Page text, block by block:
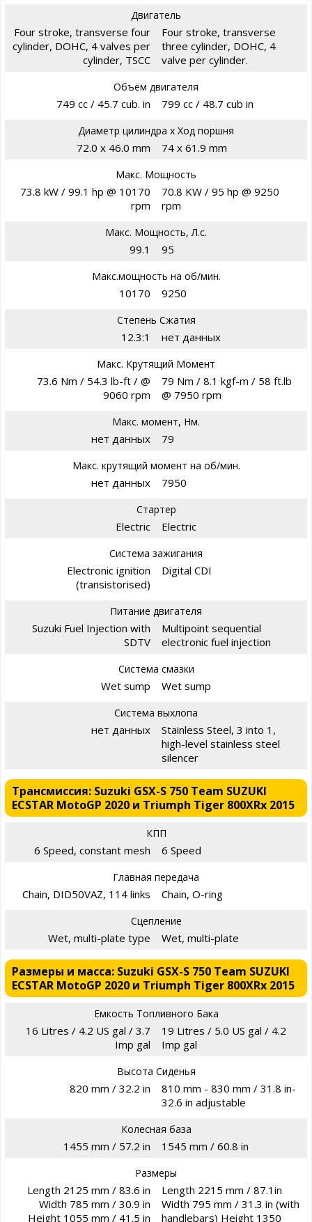
Двигатель
Four stroke, transverse four
cylinder, DOHC, 4 valves per
cylinder, TSCC
Four stroke, transverse
three cylinder, DOHC, 4
valve per cylinder.
Объём двигателя
749 cc / 45.7 cub. in 799 cc / 48.7 cub in
Диаметр цилиндра х Ход поршня
72.0 x 46.0 mm 74 x 61.9 mm
Макс. Мощность
73.8 kW / 99.1 hp @ 10170
rpm
70.8 KW / 95 hp @ 9250
rpm
Макс. Мощность, Л.с.
99.1 95
Макс.мощность на об/мин.
10170 9250
Степень Сжатия
12.3:1 нет данных
Макс. Крутящий Момент
73.6 Nm / 54.3 lb-ft / @
9060 rpm
79 Nm / 8.1 kgf-m / 58 ft.lb
@ 7950 rpm
Макс. момент, Нм.
нет данных 79
Макс. крутящий момент на об/мин.
нет данных 7950
Стартер
Electric Electric
Система зажигания
Electronic ignition
(transistorised)
Digital CDI
Питание двигателя
Suzuki Fuel Injection with
SDTV
Multipoint sequential
electronic fuel injection
Система смазки
Wet sump Wet sump
Система выхлопа
нет данных
Stainless Steel, 3 into 1,
high-level stainless steel
silencer
Трансмиссия: Suzuki GSX-S 750 Team SUZUKI
ECSTAR MotoGP 2020 и Triumph Tiger 800XRx 2015
КПП
6 Speed, constant mesh 6 Speed
Главная передача
Chain, DID50VAZ, 114 links Chain, O-ring
Сцепление
Wet, multi-plate type Wet, multi-plate
Размеры и масса: Suzuki GSX-S 750 Team SUZUKI
ECSTAR MotoGP 2020 и Triumph Tiger 800XRx 2015
Емкость Топливного Бака
16 Litres / 4.2 US gal / 3.7
Imp gal
19 Litres / 5.0 US gal / 4.2
Imp gal
Высота Сиденья
820 mm / 32.2 in
810 mm - 830 mm / 31.8 in-
32.6 in adjustable
Колесная база
1455 mm / 57.2 in 1545 mm / 60.8 in
Размеры
Length 2125 mm / 83.6 in
Width 785 mm / 30.9 in
Height 1055 mm / 41.5 in
Length 2215 mm / 87.1in
Width 795 mm / 31.3 in (with
handlebars) Height 1350